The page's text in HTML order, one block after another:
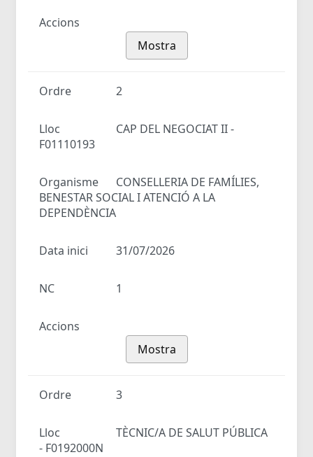
Accions
Mostra
Ordre 2
Lloc
CAP DEL NEGOCIAT II -
F01110193
Organisme
CONSELLERIA DE FAMÍLIES,
BENESTAR SOCIAL I ATENCIÓ A LA
DEPENDÈNCIA
Data inici 31/07/2026
NC 1
Accions
Mostra
Ordre 3
Lloc
TÈCNIC/A DE SALUT PÚBLICA
- F0192000N